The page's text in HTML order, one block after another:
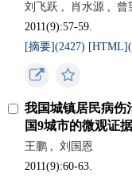
刘飞跃 , 肖水源 , 曾
2011(9):57-59.
[摘要](2427) [HTML](
我国城镇居民病伤
国9城市的微观证
王鹏 ,
刘国恩
2011(9):60-63.